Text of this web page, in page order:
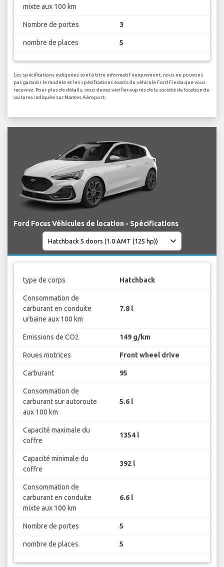
mixte aux 100 km
Nombre de portes 3
nombre de places 5
Les spécifications indiquées sont à titre informatif uniquement, nous ne pouvons
pas garantir le modèle et les spécifications exacts du véhicule Ford Fiesta que vous
recevrez. Pour plus de détails, vous devez vérifier auprès de la société de location de
voitures indiquée sur Nantes Aéroport.
Ford Focus Véhicules de location - Spécifications
type de corps Hatchback
Consommation de
carburant en conduite
urbaine aux 100 km
7.8 l
Emissions de CO2 149 g/km
Roues motrices Front wheel drive
Carburant 95
Consommation de
carburant sur autoroute
aux 100 km
5.6 l
Capacité maximale du
coffre
1354 l
Capacité minimale du
coffre
392 l
Consommation de
carburant en conduite
mixte aux 100 km
6.6 l
Nombre de portes 5
nombre de places 5